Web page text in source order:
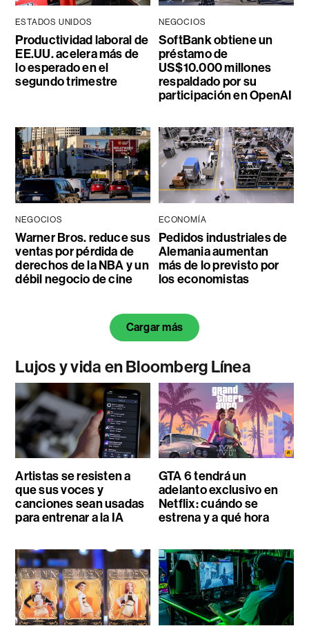
ESTADOS UNIDOS
Productividad laboral de
EE.UU. acelera más de
lo esperado en el
segundo trimestre
NEGOCIOS
SoftBank obtiene un
préstamo de
US$10.000 millones
respaldado por su
participación en OpenAI
NEGOCIOS
Warner Bros. reduce sus
ventas por pérdida de
derechos de la NBA y un
débil negocio de cine
ECONOMÍA
Pedidos industriales de
Alemania aumentan
más de lo previsto por
los economistas
Cargar más
Lujos y vida en Bloomberg Línea
Artistas se resisten a
que sus voces y
canciones sean usadas
para entrenar a la IA
GTA 6 tendrá un
adelanto exclusivo en
Netflix: cuándo se
estrena y a qué hora